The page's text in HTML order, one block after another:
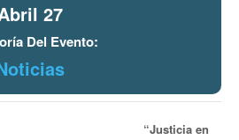
27
Del Evento:
“Justicia en